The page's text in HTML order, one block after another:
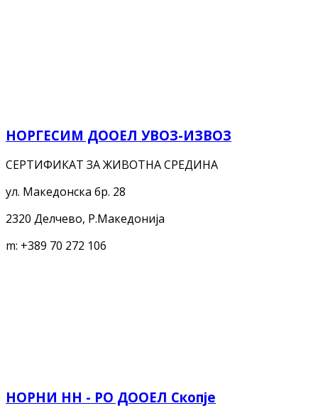
НОРГЕСИМ ДООЕЛ УВОЗ-ИЗВОЗ
СЕРТИФИКАТ ЗА ЖИВОТНА СРЕДИНА
ул. Македонска бр. 28
2320 Делчево, Р.Македонија
m: +389 70 272 106
НОРНИ НН - РО ДООЕЛ Скопје